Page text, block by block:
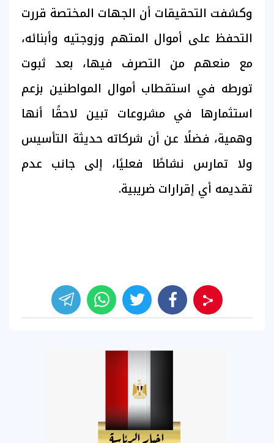
وكشفت التحقيقات أن الجهات المختصة قررت
التحفظ على أموال المتهم وزوجتيه وأبنائه،
مع منعهم من التصرف فيها، بعد ثبوت
تورطه في استقطاب أموال المواطنين بزعم
استثمارها في مشروعات تبين لاحقًا أنها
وهمية، فضلًا عن أن شركاته حديثة التأسيس
ولا تمارس نشاطًا فعليًا، إلى جانب عدم
تقديمه أي إقرارات ضريبية.